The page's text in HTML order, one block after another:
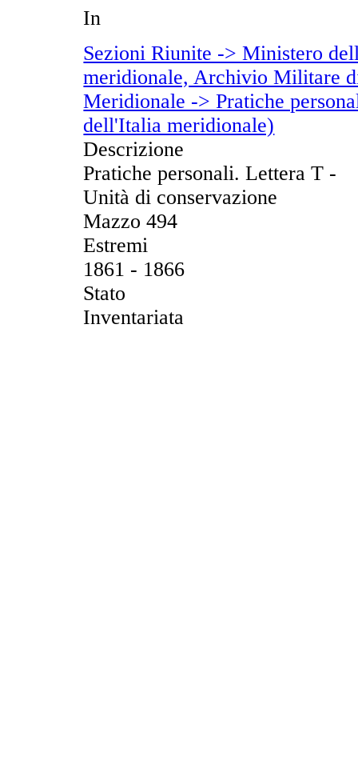
In
Sezioni Riunite -> Ministero
meridionale, Archivio Militare
Meridionale -> Pratiche
dell'Italia meridionale)
Descrizione
Pratiche personali. Lettera T -
Unità di conservazione
Mazzo 494
Estremi
1861 - 1866
Stato
Inventariata